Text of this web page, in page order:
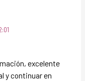
excelente
y continuar en